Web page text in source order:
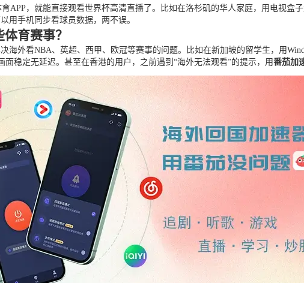
APP，就能直接观看世界杯高清直播了。比如在洛杉矶的华人家庭，用电视盒
用手机同步看球员数据，两不误。
育赛事？
海外看NBA、英超、西甲、欧冠等赛事的问题。比如在新加坡的留学生，用
面稳定无延迟。甚至在香港的用户，之前遇到“海外无法观看”的提示，用番茄加